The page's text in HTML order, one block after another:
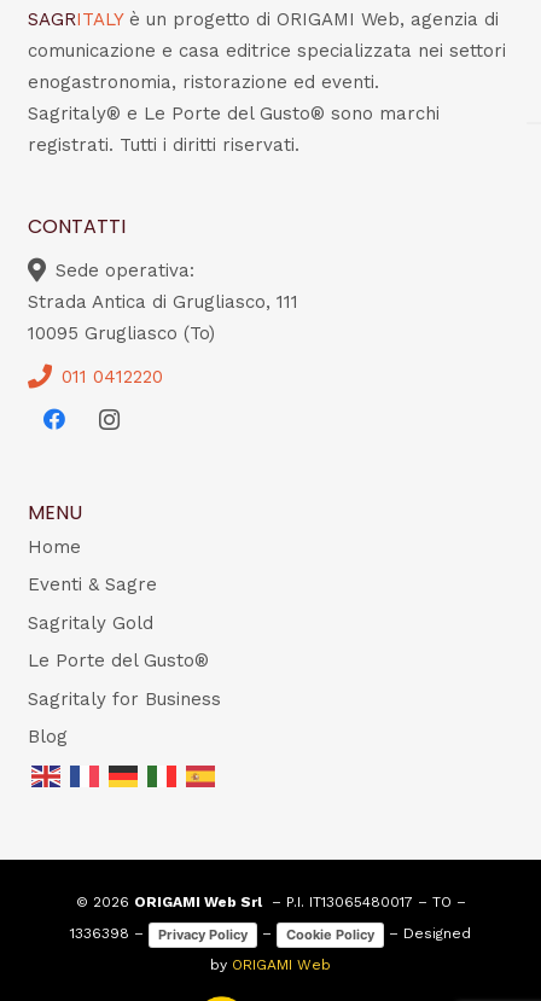
SAGRITALY è un progetto di ORIGAMI Web, agenzia di
comunicazione e casa editrice specializzata nei settori
enogastronomia, ristorazione ed eventi.
Sagritaly® e Le Porte del Gusto® sono marchi
registrati. Tutti i diritti riservati.
CONTATTI
Sede operativa:
Strada Antica di Grugliasco, 111
10095 Grugliasco (To)
011 0412220
MENU
Home
Eventi & Sagre
Sagritaly Gold
Le Porte del Gusto®
Sagritaly for Business
Blog
© 2026 ORIGAMI Web Srl– P.I. IT13065480017 – TO –
1336398 –
Privacy Policy – Cookie Policy
– Designed
by ORIGAMI Web